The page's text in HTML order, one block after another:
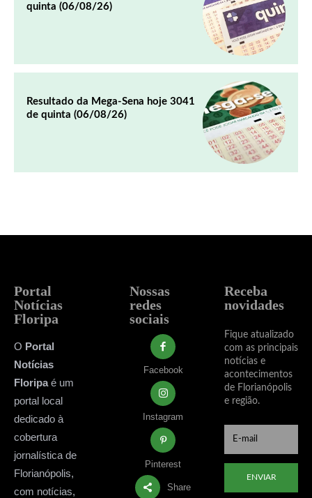
quinta (06/08/26)
Resultado da Mega-Sena hoje 3041
de quinta (06/08/26)
Portal
Notícias
Floripa
O Portal
Notícias
Floripaé um
portal local
dedicado à
cobertura
jornalística de
Florianópolis,
com notícias,
Nossas
redes
sociais
Facebook
Instagram
Pinterest
Share
Receba
novidades
Fique atualizado
com as principais
notícias e
acontecimentos
de Florianópolis
e região.
ENVIAR